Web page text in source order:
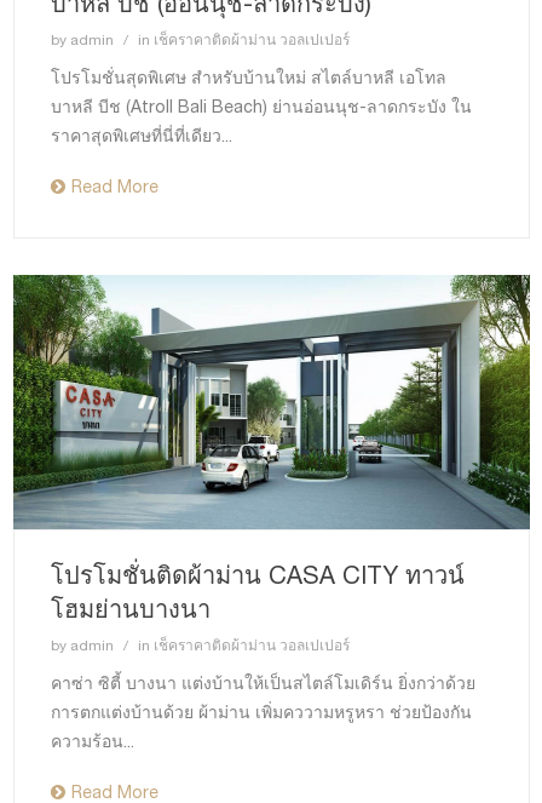
by admin in เช็คราคาติดผ้าม่าน วอลเปเปอร์
โปรโมชั่นสุดพิเศษ สำหรับบ้านใหม่ สไตล์บาหลี เอโทล
บาหลี บีช (Atroll Bali Beach) ย่านอ่อนนุช-ลาดกระบัง ใน
ราคาสุดพิเศษที่นี่ที่เดียว...
Read More
โปรโมชั่นติดผ้าม่าน CASA CITY ทาวน์
โฮมย่านบางนา
by admin in เช็คราคาติดผ้าม่าน วอลเปเปอร์
คาซ่า ซิตี้ บางนา แต่งบ้านให้เป็นสไตล์โมเดิร์น ยิ่งกว่าด้วย
การตกแต่งบ้านด้วย ผ้าม่าน เพิ่มคววามหรูหรา ช่วยป้องกัน
ความร้อน...
Read More